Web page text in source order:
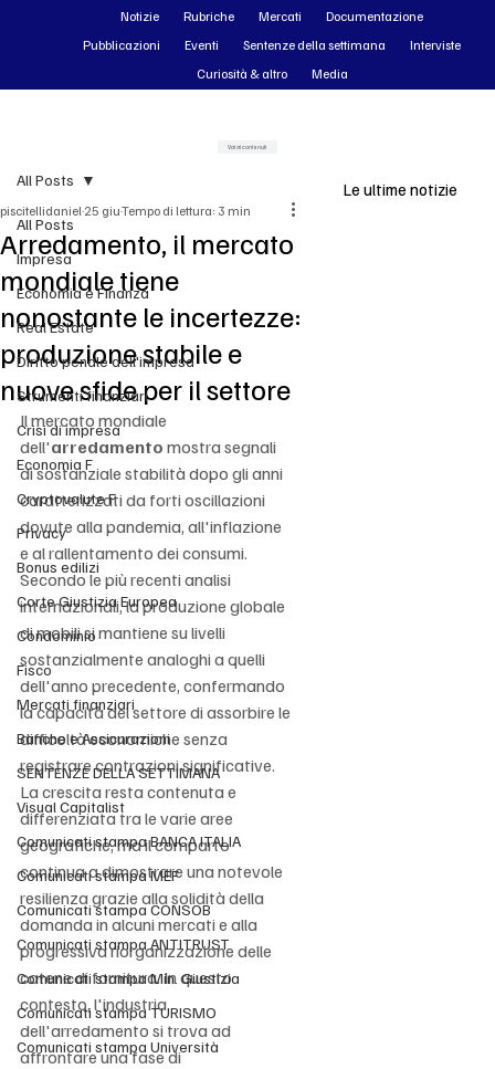
All Posts
Impresa
Economia e Finanza
Real Estate
Diritto penale dell'impresa
Strumenti finanziari
Crisi di impresa
Economia F
Cryptovalute F
Privacy
Bonus edilizi
Corte Giustizia Europea
Condominio
Fisco
Mercati finanziari
Banche e Assicurazioni
SENTENZE DELLA SETTIMANA
Visual Capitalist
Comunicati stampa BANCA ITALIA
Comunicati stampa MEF
Comunicati stampa CONSOB
Comunicati stampa ANTITRUST
Comunicati stampa Min. Giustizia
Comunicati stampa TURISMO
Comunicati stampa Università
All Posts
Arredamento, il mercato
mondiale tiene
nonostante le incertezze:
produzione stabile e
nuove sfide per il settore
piscitellidaniel 25 giuTempo di lettura: 3 min
Il mercato mondiale
dell'arredamento mostra segnali
di sostanziale stabilità dopo gli anni
caratterizzati da forti oscillazioni
dovute alla pandemia, all'inflazione
e al rallentamento dei consumi.
Secondo le più recenti analisi
internazionali, la produzione globale
di mobili si mantiene su livelli
sostanzialmente analoghi a quelli
dell'anno precedente, confermando
la capacità del settore di assorbire le
difficoltà economiche senza
registrare contrazioni significative.
La crescita resta contenuta e
differenziata tra le varie aree
geografiche, ma il comparto
continua a dimostrare una notevole
resilienza grazie alla solidità della
domanda in alcuni mercati e alla
progressiva riorganizzazione delle
catene di fornitura. In questo
contesto, l'industria
dell'arredamento si trova ad
affrontare una fase di
Le ultime notizie
Notizie Rubriche Mercati
Documentazione
Pubblicazioni
Eventi Sentenze della settimana
Interviste
Curiosità & altro
Media
Vai ai contenuti